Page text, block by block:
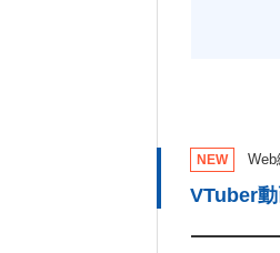
NEW
VTuber